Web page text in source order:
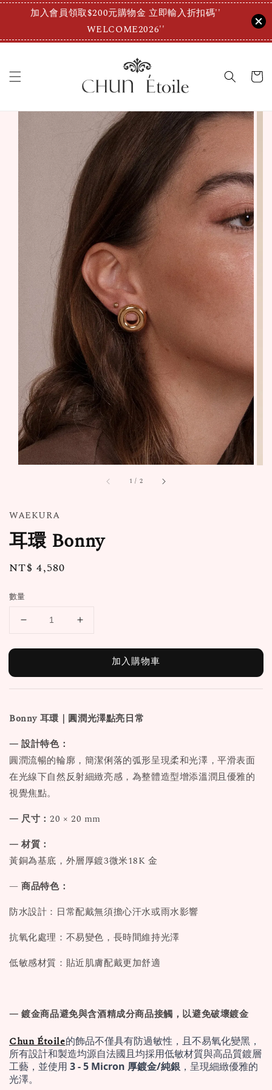
加入會員領取$200元購物金 立即輸入折扣碼''
WELCOME2026''
1 / 2
WAEKURA
耳環 Bonny
Regular
NT$ 4,580
數量
加入購物車
Bonny 耳環｜圓潤光澤點亮日常
— 設計特色：
圓潤流暢的輪廓，簡潔俐落的弧形呈現柔和光澤，平滑表面
在光線下自然反射細緻亮感，為整體造型增添溫潤且優雅的
視覺焦點。
— 尺寸： 20 × 20 mm
— 材質：
黃銅為基底，外層厚鍍3微米18K 金
—商品特色：
防水設計：日常配戴無須擔心汗水或雨水影響
抗氧化處理：不易變色，長時間維持光澤
低敏感材質：貼近肌膚配戴更加舒適
— 鍍金商品避免與含酒精成分商品接觸，以避免破壞鍍金
Chun Étoile的飾品不僅具有防過敏性，且不易氧化變黑，
所有設計和製造均源自法國且均採用低敏材質與高品質鍍層
工藝，並使用 3 - 5 Micron 厚鍍金/純銀 ，呈現細緻優雅的
光澤。